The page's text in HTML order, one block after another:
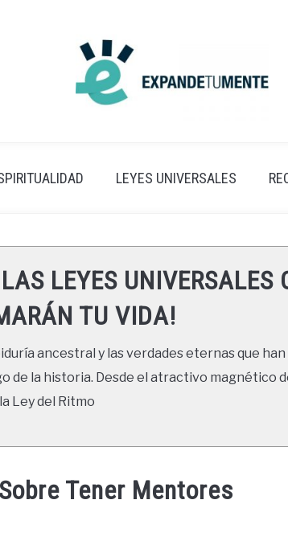
LEYES UNIVERSALES
LEYES UNIVERSALES
TU VIDA!
ancestral y las verdades eternas que
de la historia. Desde el atractivo magnético
Ley del Ritmo
Tener Mentores